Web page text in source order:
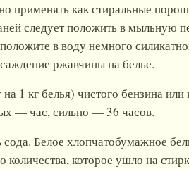
применять как стиральные
следует положить в мыльную
в воду немного
ржавчины на белье.
1 кг белья) чистого бензина
— час, сильно — 36 часов.
Белое хлопчатобумажное
которое ушло на